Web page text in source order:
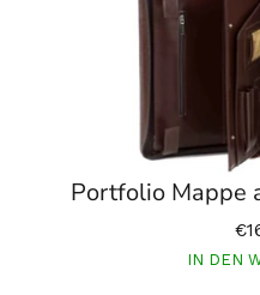
Portfolio Mappe
IN DEN